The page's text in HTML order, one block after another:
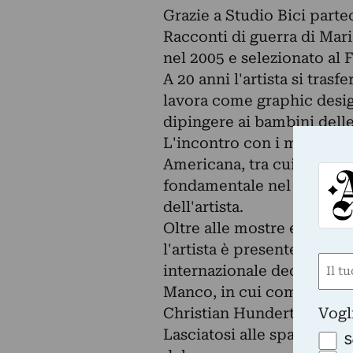
Grazie a Studio Bici
Racconti di guerra di
nel 2005 e selezionato al
A 20 anni l'artista si
lavora come graphic
dipingere ai bambini
L'incontro con i maggiori
Americana, tra cui Os
fondamentale nel dare
dell'artista.
Oltre alle mostre e agli
l'artista è presente
internazionale dedicata
Manco, in cui compare
Christian Hundertmark.
Lasciatosi alle spalle il
Nome